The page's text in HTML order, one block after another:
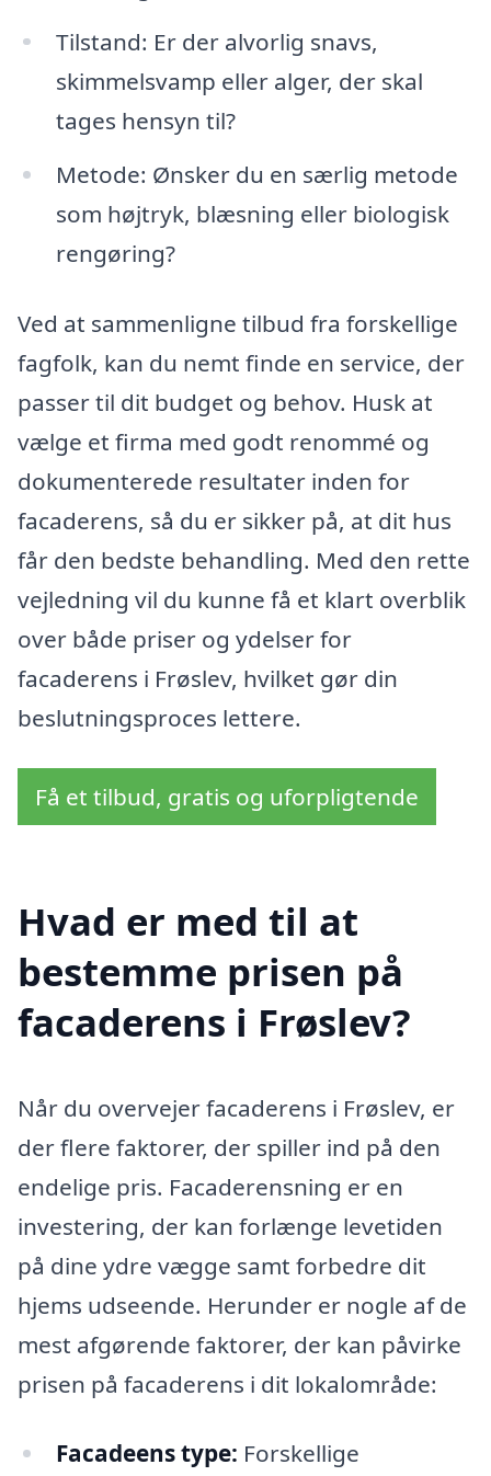
Tilstand: Er der alvorlig snavs,
skimmelsvamp eller alger, der skal
tages hensyn til?
Metode: Ønsker du en særlig metode
som højtryk, blæsning eller biologisk
rengøring?
Ved at sammenligne tilbud fra forskellige
fagfolk, kan du nemt finde en service, der
passer til dit budget og behov. Husk at
vælge et firma med godt renommé og
dokumenterede resultater inden for
facaderens, så du er sikker på, at dit hus
får den bedste behandling. Med den rette
vejledning vil du kunne få et klart overblik
over både priser og ydelser for
facaderens i Frøslev, hvilket gør din
beslutningsproces lettere.
Få et tilbud, gratis og uforpligtende
Hvad er med til at
bestemme prisen på
facaderens i Frøslev?
Når du overvejer facaderens i Frøslev, er
der flere faktorer, der spiller ind på den
endelige pris. Facaderensning er en
investering, der kan forlænge levetiden
på dine ydre vægge samt forbedre dit
hjems udseende. Herunder er nogle af de
mest afgørende faktorer, der kan påvirke
prisen på facaderens i dit lokalområde:
Facadeens type: Forskellige